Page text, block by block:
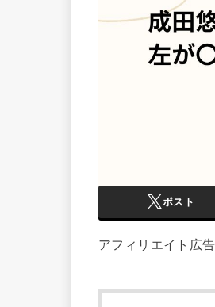
ポスト
アフィリエイト広